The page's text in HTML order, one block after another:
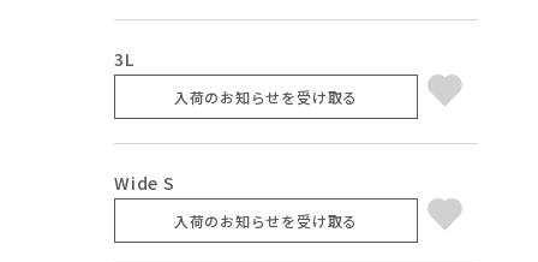
3L
入荷のお知らせを受け取る
Wide S
入荷のお知らせを受け取る